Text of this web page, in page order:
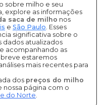
sobre milho e seu
explore as informações
saca de milho nos
e São Paulo. Esses
significativa sobre o
dados atualizados
acompanhando as
estaremos
mais recentes para
dos preços do milho
nossa página com o
do Norte.